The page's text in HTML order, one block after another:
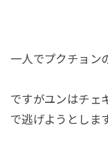
一人でプクチョン
ですがユンはチェ
で逃げようとします